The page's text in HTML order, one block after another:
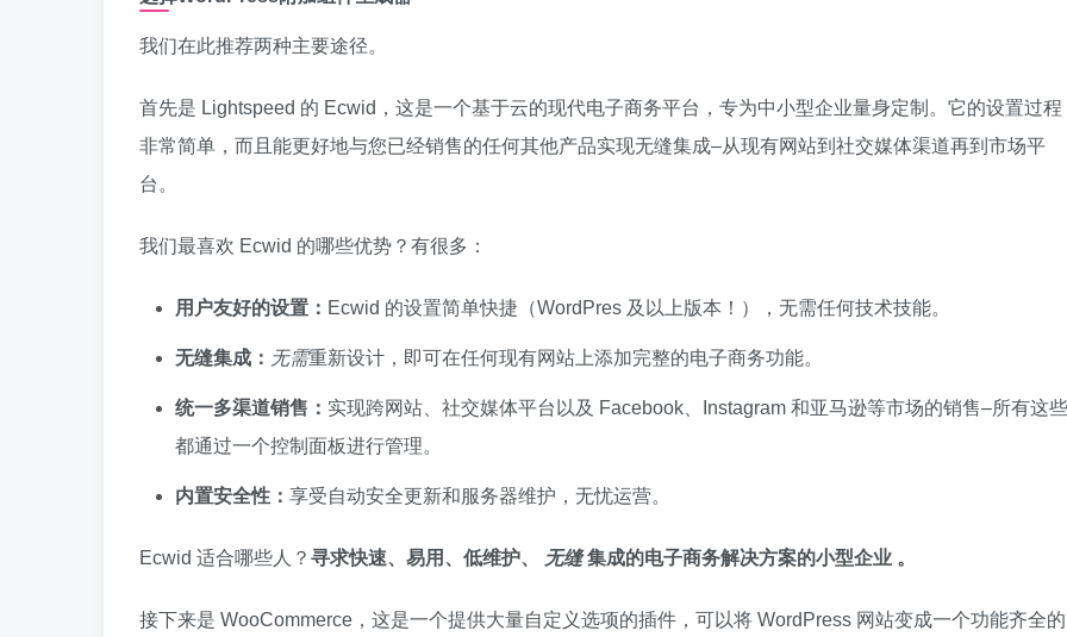
我们在此推荐两种主要途径。
首先是 Lightspeed 的 Ecwid，这是一个基于云的现代电子商务平台，专为中小型企业量身定制。它的设置过程
非常简单，而且能更好地与您已经销售的任何其他产品实现无缝集成–从现有网站到社交媒体渠道再到市场平
台。
我们最喜欢 Ecwid 的哪些优势？有很多：
用户友好的设置： Ecwid 的设置简单快捷（WordPres 及以上版本！），无需任何技术技能。
无缝集成： 无需重新设计，即可在任何现有网站上添加完整的电子商务功能。
统一多渠道销售： 实现跨网站、社交媒体平台以及 Facebook、Instagram 和亚马逊等市场的销售–所有这些
都通过一个控制面板进行管理。
内置安全性： 享受自动安全更新和服务器维护，无忧运营。
Ecwid 适合哪些人？ 寻求快速、易用、低维护、 无缝集成的电子商务解决方案的小型企业 。
接下来是 WooCommerce，这是一个提供大量自定义选项的插件，可以将 WordPress 网站变成一个功能齐全的